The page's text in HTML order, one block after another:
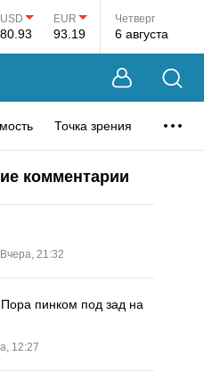
USD
80.93
EUR
93.19
Четверг
6 августа
Точка зрения
комментарии
Вчера, 21:32
Пора пинком под зад на
12:27